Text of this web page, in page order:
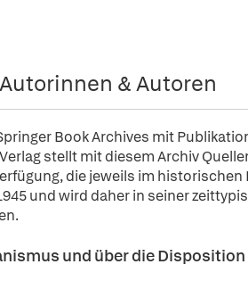
Autorinnen & Autoren
Book Archives mit
stellt mit diesem Archiv
die jeweils im
und wird daher in seiner
und über die Disposition